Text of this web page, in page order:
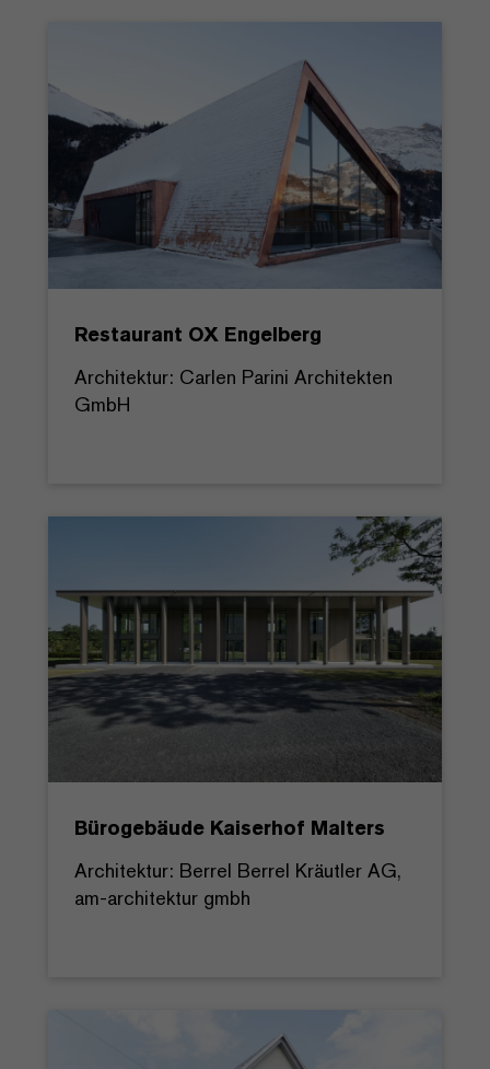
Restaurant OX Engelberg
Architektur: Carlen Parini Architekten
GmbH
Bürogebäude Kaiserhof Malters
Architektur: Berrel Berrel Kräutler AG,
am-architektur gmbh